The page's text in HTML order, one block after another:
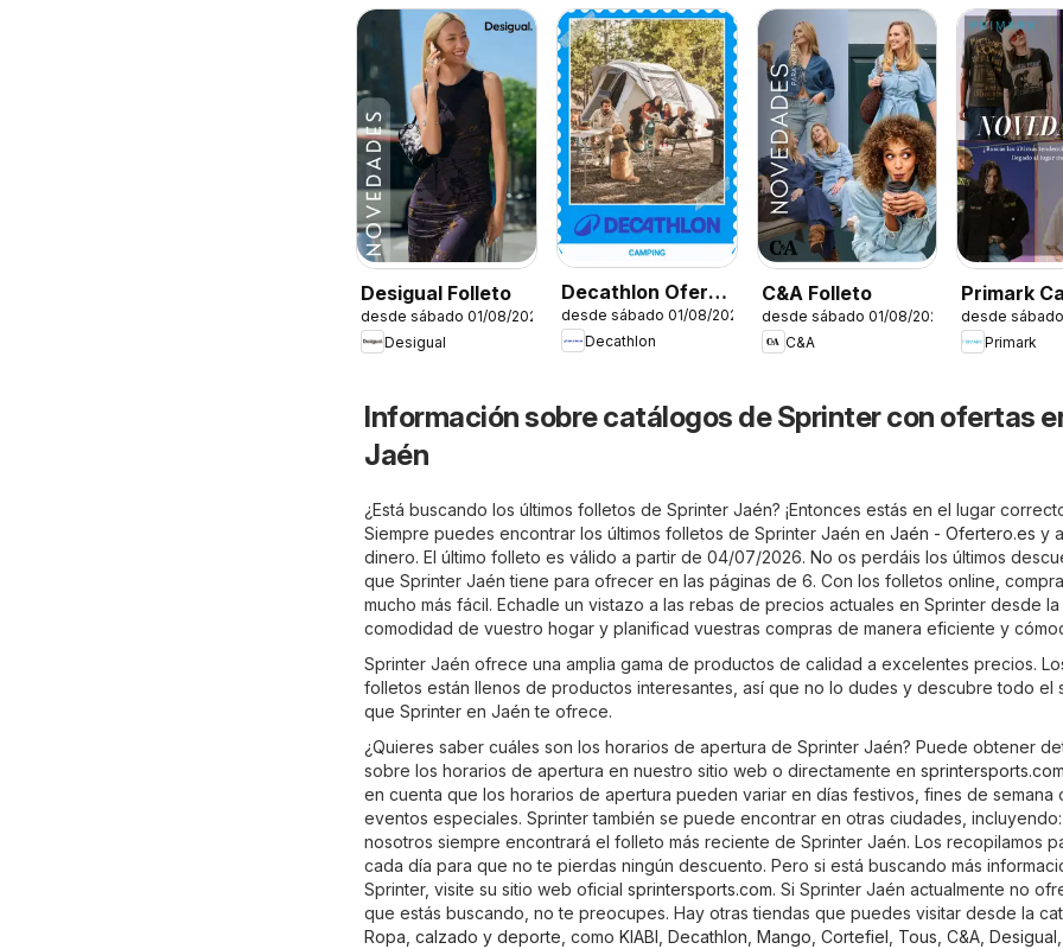
Desigual Folleto
desde sábado 01/08/2026
Desigual
Decathlon Oferta
estacional
desde sábado 01/08/2026
Decathlon
C&A Folleto
desde sábado 01/08/2026
C&A
Primark
desde
Primark
Información sobre catálogos de Sprinter con ofertas
Jaén
¿Está buscando los últimos folletos de Sprinter Jaén? ¡Entonces estás en el lugar
Siempre puedes encontrar los últimos folletos de Sprinter Jaén en Jaén - Ofertero.es y
dinero. El último folleto es válido a partir de 04/07/2026. No os perdáis los últimos
que Sprinter Jaén tiene para ofrecer en las páginas de 6. Con los folletos online,
mucho más fácil. Echadle un vistazo a las rebas de precios actuales en Sprinter desde la
comodidad de vuestro hogar y planificad vuestras compras de manera eficiente y
Sprinter Jaén ofrece una amplia gama de productos de calidad a excelentes precios.
folletos están llenos de productos interesantes, así que no lo dudes y descubre todo el
que Sprinter en Jaén te ofrece.
¿Quieres saber cuáles son los horarios de apertura de Sprinter Jaén? Puede obtener
sobre los horarios de apertura en nuestro sitio web o directamente en
en cuenta que los horarios de apertura pueden variar en días festivos, fines de semana
eventos especiales. Sprinter también se puede encontrar en otras ciudades,
nosotros siempre encontrará el folleto más reciente de Sprinter Jaén. Los recopilamos
cada día para que no te pierdas ningún descuento. Pero si está buscando más
Sprinter, visite su sitio web oficial sprintersports.com. Si Sprinter Jaén actualmente no
que estás buscando, no te preocupes. Hay otras tiendas que puedes visitar desde la
Ropa, calzado y deporte , como KIABI Decathlon Mango Cortefiel Tous C&A Desigual